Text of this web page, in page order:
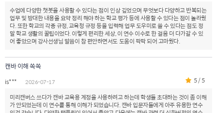
수업에 다양한 챗봇을 사용할 수 있다는 점이 인상 깊었으며 무엇보다 다양하고 반복되는
업무 및 방대한 내용을 요약 정리 해야 하는 학교 평가 등에 사용할 수 있다는 점이 놀라웠
다. 또한 학교의 각종 규정, 교육청 규정 등을 입력해 업무 도우미로 쓸 수 있다는 점도 정
말 학교 생활의 꿀팁이었다. 이렇게 편리한 세상, 이 연수 이수로 한 걸음 더 다가갈 수 있
어 좋았으며 강사선생님 말씀이 참 편안하면서도 도움이 팍팍 되어 고마웠다.
캔바 이해 쏙쏙
is*** 2026-07-17
5 / 5
미리캔버스 쓰다가 캔바 교육용 계정을 사용하려고 하는데 학생들 초대하는 것이 좀 이해
가 안되었는데 이 연수를 통해 이해가 되었습니다. 캔바 입문자들에게 아주 유용한 연수